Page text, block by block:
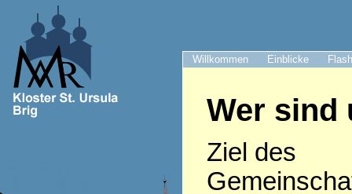
Willkommen Einblicke
Wer sind
Ziel des